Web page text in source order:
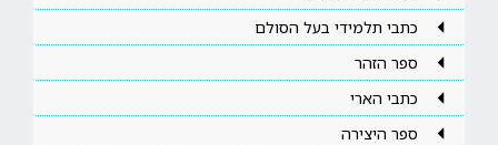
כתבי תלמידי בעל הסולם
ספר הזהר
כתבי הארי
ספר היצירה